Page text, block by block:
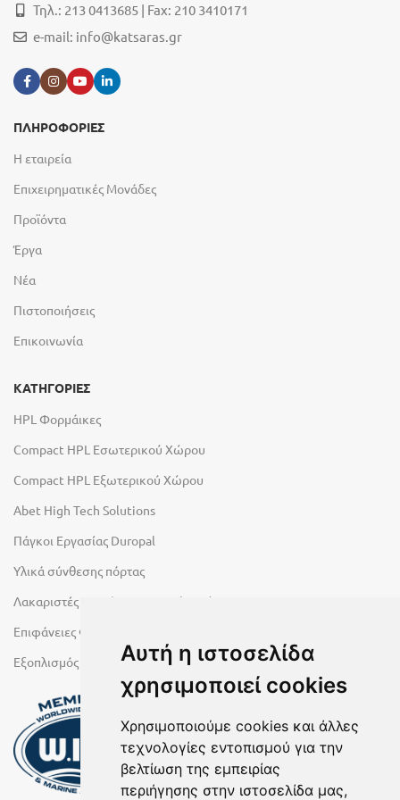
Αυτή η ιστοσελίδα
χρησιμοποιεί cookies
Χρησιμοποιούμε cookies και άλλες
τεχνολογίες εντοπισμού για την
βελτίωση της εμπειρίας
περιήγησης στην ιστοσελίδα μας,
Τηλ.: 213 0413685 | Fax: 210 3410171
e-mail: info@katsaras.gr
ΠΛΗΡΟΦΟΡΙΕΣ
Η εταιρεία
Επιχειρηματικές Μονάδες
Προϊόντα
Έργα
Νέα
Πιστοποιήσεις
Επικοινωνία
ΚΑΤΗΓΟΡΙΕΣ
HPL Φορμάικες
Compact HPL Εσωτερικού Χώρου
Compact HPL Εξωτερικού Χώρου
Abet High Tech Solutions
Πάγκοι Εργασίας Duropal
Υλικά σύνθεσης πόρτας
Λακαριστές επιφάνειες Primeboard
Επιφάνειες Φυσικών Πετρωμάτων
Εξοπλισμός Υγρών Χώρων